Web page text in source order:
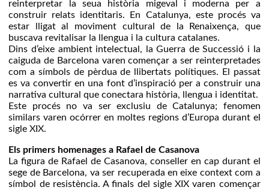
reinterpretar la seua història migeval i moderna per a
construir relats identitaris. En Catalunya, este procés va
estar lligat al moviment cultural de la Renaixença, que
buscava revitalisar la llengua i la cultura catalanes.
Dins d’eixe ambient intelectual, la Guerra de Successió i la
caiguda de Barcelona varen començar a ser reinterpretades
com a símbols de pèrdua de llibertats polítiques. El passat
es va convertir en una font d’inspiració per a construir una
narrativa cultural que conectara història, llengua i identitat.
Este procés no va ser exclusiu de Catalunya; fenomen
similars varen ocórrer en moltes regions d’Europa durant el
sigle XIX.
Els primers homenages a Rafael de Casanova
La figura de Rafael de Casanova, conseller en cap durant el
sege de Barcelona, va ser recuperada en eixe context com a
símbol de resistència. A finals del sigle XIX varen començar